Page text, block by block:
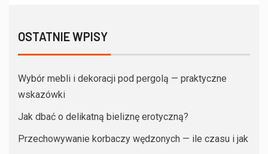
OSTATNIE WPISY
Wybór mebli i dekoracji pod pergolą — praktyczne
wskazówki
Jak dbać o delikatną bieliznę erotyczną?
Przechowywanie korbaczy wędzonych — ile czasu i jak